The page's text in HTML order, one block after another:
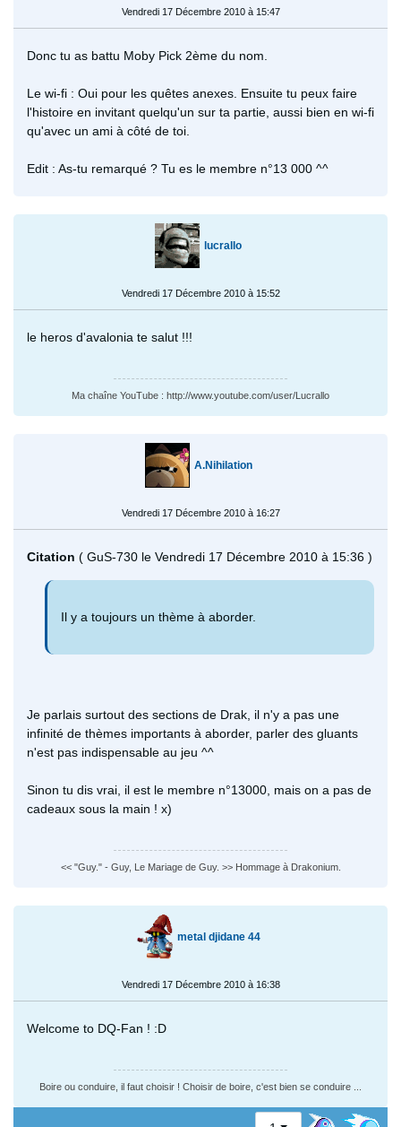
Vendredi 17 Décembre 2010 à 15:47
Donc tu as battu Moby Pick 2ème du nom.
Le wi-fi : Oui pour les quêtes anexes. Ensuite tu peux faire
l'histoire en invitant quelqu'un sur ta partie, aussi bien en wi-fi
qu'avec un ami à côté de toi.
Edit : As-tu remarqué ? Tu es le membre n°13 000 ^^
lucrallo
Vendredi 17 Décembre 2010 à 15:52
le heros d'avalonia te salut !!!
Ma chaîne YouTube : http://www.youtube.com/user/Lucrallo
A.Nihilation
Vendredi 17 Décembre 2010 à 16:27
Citation ( GuS-730 le Vendredi 17 Décembre 2010 à 15:36 )
Il y a toujours un thème à aborder.
Je parlais surtout des sections de Drak, il n'y a pas une
infinité de thèmes importants à aborder, parler des gluants
n'est pas indispensable au jeu ^^
Sinon tu dis vrai, il est le membre n°13000, mais on a pas de
cadeaux sous la main ! x)
<< "Guy." - Guy, Le Mariage de Guy. >> Hommage à Drakonium.
metal djidane 44
Vendredi 17 Décembre 2010 à 16:38
Welcome to DQ-Fan ! :D
Boire ou conduire, il faut choisir ! Choisir de boire, c'est bien se conduire ...